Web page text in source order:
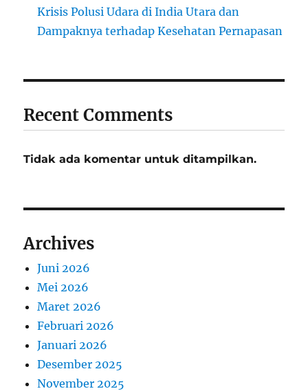
Krisis Polusi Udara di India Utara dan
Dampaknya terhadap Kesehatan Pernapasan
Recent Comments
Tidak ada komentar untuk ditampilkan.
Archives
Juni 2026
Mei 2026
Maret 2026
Februari 2026
Januari 2026
Desember 2025
November 2025